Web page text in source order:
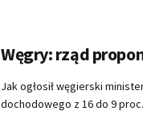
Węgry: rząd
Jak ogłosił węgierski
dochodowego z 16 do 9 proc.